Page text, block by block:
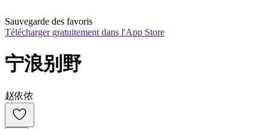
Sauvegarde des favoris
Télécharger gratuitement dans l'App Store
宁浪别野
赵依侬